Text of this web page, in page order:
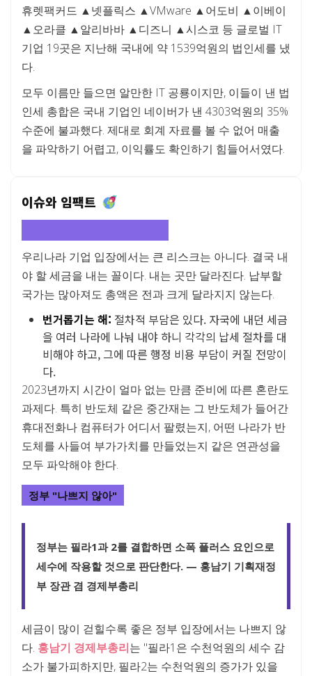
휴렛팩커드 ▲넷플릭스 ▲VMware ▲어도비 ▲이베이
▲오라클 ▲알리바바 ▲디즈니 ▲시스코 등 글로벌 IT
기업 19곳은 지난해 국내에 약 1539억원의 법인세를 냈
다.
모두 이름만 들으면 알만한 IT 공룡이지만, 이들이 낸 법
인세 총합은 국내 기업인 네이버가 낸 4303억원의 35%
수준에 불과했다. 제대로 회계 자료를 볼 수 없어 매출
을 파악하기 어렵고, 이익률도 확인하기 힘들어서였다.
이슈와 임팩트
우리나라 기업 입장에서는 큰 리스크는 아니다. 결국 내
야 할 세금을 내는 꼴이다. 내는 곳만 달라진다. 납부할
국가는 많아져도 총액은 전과 크게 달라지지 않는다.
번거롭기는 해: 절차적 부담은 있다. 자국에 내던 세금
을 여러 나라에 나눠 내야 하니 각각의 납세 절차를 대
비해야 하고, 그에 따른 행정 비용 부담이 커질 전망이
다.
2023년까지 시간이 얼마 없는 만큼 준비에 따른 혼란도
과제다. 특히 반도체 같은 중간재는 그 반도체가 들어간
휴대전화나 컴퓨터가 어디서 팔렸는지, 어떤 나라가 반
도체를 사들여 부가가치를 만들었는지 같은 연관성을
모두 파악해야 한다.
정부 "나쁘지 않아"
정부는 필라1과 2를 결합하면 소폭 플러스 요인으로
세수에 작용할 것으로 판단한다. — 홍남기 기획재정
부 장관 겸 경제부총리
세금이 많이 걷힐수록 좋은 정부 입장에서는 나쁘지 않
다. 홍남기 경제부총리는 "필라1은 수천억원의 세수 감
소가 불가피하지만, 필라2는 수천억원의 증가가 있을